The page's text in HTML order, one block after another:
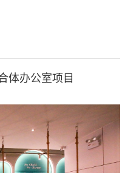
体办公室项目